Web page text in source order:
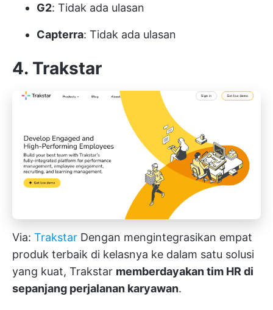
G2: Tidak ada ulasan
Capterra: Tidak ada ulasan
4. Trakstar
Via: Trakstar Dengan mengintegrasikan empat
produk terbaik di kelasnya ke dalam satu solusi
yang kuat, Trakstar memberdayakan tim HR di
sepanjang perjalanan karyawan.